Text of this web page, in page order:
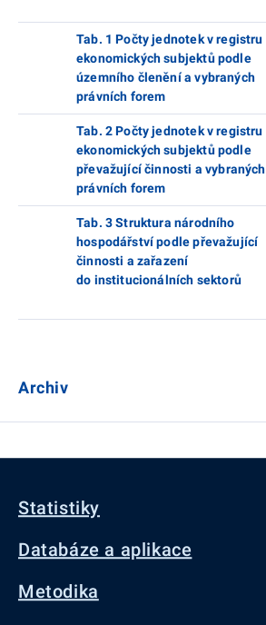
Tab. 1 Počty jednotek v registru
ekonomických subjektů podle
územního členění a vybraných
právních forem
Tab. 2 Počty jednotek v registru
ekonomických subjektů podle
převažující činnosti a vybraných
právních forem
Tab. 3 Struktura národního
hospodářství podle převažující
činnosti a zařazení
do institucionálních sektorů
Archiv
Statistiky
Databáze a aplikace
Metodika